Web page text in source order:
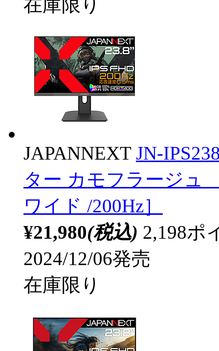
在庫限り
JAPANNEXT JN-
ター カモフラージュ
ワイド /200Hz］
¥21,980(税込) 2,198ポ
2024/12/06発売
在庫限り